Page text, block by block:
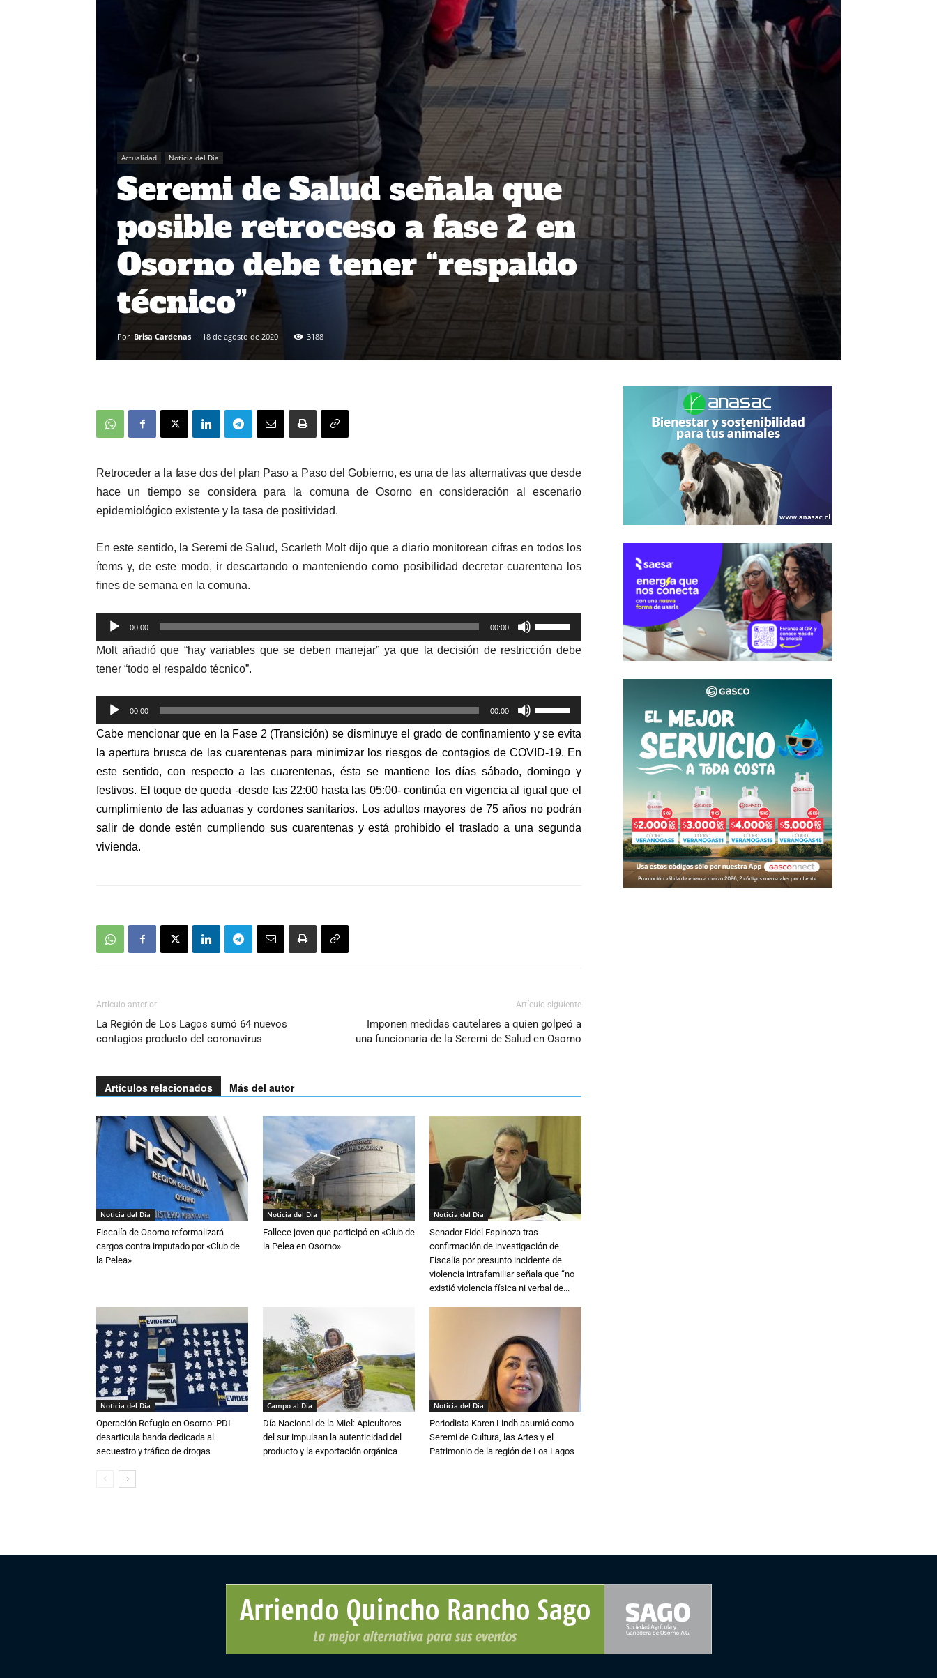
Actualidad Noticia del Día
Seremi de Salud señala que
posible retroceso a fase 2 en
Osorno debe tener “respaldo
técnico”
Por Brisa Cardenas - 18 de agosto de 2020 3188
Retroceder a la fase dos del plan Paso a Paso del Gobierno, es una de las alternativas que desde
hace un tiempo se considera para la comuna de Osorno en consideración al escenario
epidemiológico existente y la tasa de positividad.
En este sentido, la Seremi de Salud, Scarleth Molt dijo que a diario monitorean cifras en todos los
ítems y, de este modo, ir descartando o manteniendo como posibilidad decretar cuarentena los
fines de semana en la comuna.
Reproductor
de
audio
00:00 00:00
las
teclas
arriba/abajo
para
aumentar
disminuir
Molt añadió que “hay variables que se deben manejar” ya que la decisión de restricción debe
tener “todo el respaldo técnico”.
Reproductor
de
audio
00:00 00:00
las
teclas
de
flecha
arriba/abajo
para
aumentar
Cabe mencionar que en la Fase 2 (Transición) se disminuye el grado de confinamiento y se evita
la apertura brusca de las cuarentenas para minimizar los riesgos de contagios de COVID-19. En
este sentido, con respecto a las cuarentenas, ésta se mantiene los días sábado, domingo y
festivos. El toque de queda -desde las 22:00 hasta las 05:00- continúa en vigencia al igual que el
cumplimiento de lasaduanas y cordones sanitarios. Los adultos mayores de 75 años no podrán
salir de donde estén cumpliendo sus cuarentenas y está prohibido el traslado a una segunda
vivienda.
Artículo anterior
La Región de Los Lagos sumó 64 nuevos
contagios producto del coronavirus
Artículo siguiente
Imponen medidas cautelares a quien golpeó a
una funcionaria de la Seremi de Salud en Osorno
Artículos relacionados Más del autor
Noticia del Día
Fiscalía de Osorno reformalizará
cargos contra imputado por «Club de
la Pelea»
Noticia del Día
Fallece joven que participó en «Club de
la Pelea en Osorno»
Noticia del Día
Senador Fidel Espinoza tras
confirmación de investigación de
Fiscalía por presunto incidente de
violencia intrafamiliar señala que “no
existió violencia física ni verbal de...
Noticia del Día
Operación Refugio en Osorno: PDI
desarticula banda dedicada al
secuestro y tráfico de drogas
Campo al Día
Día Nacional de la Miel: Apicultores
del sur impulsan la autenticidad del
producto y la exportación orgánica
Noticia del Día
Periodista Karen Lindh asumió como
Seremi de Cultura, las Artes y el
Patrimonio de la región de Los Lagos